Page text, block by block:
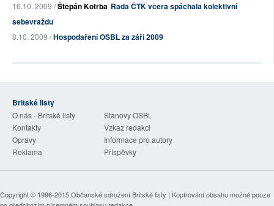
16.10. 2009 /Štěpán Kotrba Rada ČTK včera spáchala kolektivní
sebevraždu
8.10. 2009 /Hospodaření OSBL za září 2009
Britské listy
O nás - Britské listy
Stanovy OSBL
Kontakty
Vzkaz redakci
Opravy
Informace pro autory
Reklama
Příspěvky
Copyright © 1996-2015Občanské sdružení Britské listy | Kopírování obsahu možné pouze